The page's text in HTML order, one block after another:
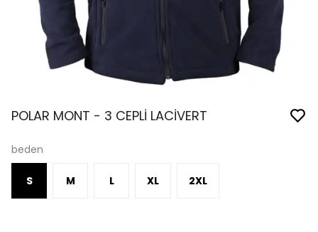
POLAR MONT - 3 CEPLİ LACİVERT
beden
S M L XL 2XL